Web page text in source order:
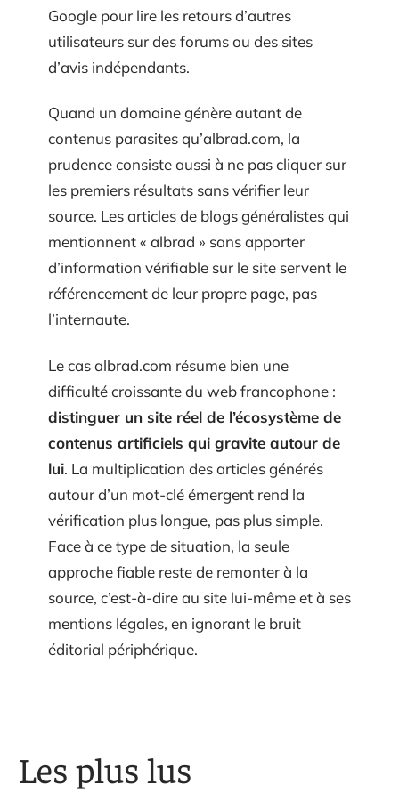
Google pour lire les retours d’autres
utilisateurs sur des forums ou des sites
d’avis indépendants.
Quand un domaine génère autant de
contenus parasites qu’albrad.com, la
prudence consiste aussi à ne pas cliquer sur
les premiers résultats sans vérifier leur
source. Les articles de blogs généralistes qui
mentionnent « albrad » sans apporter
d’information vérifiable sur le site servent le
référencement de leur propre page, pas
l’internaute.
Le cas albrad.com résume bien une
difficulté croissante du web francophone :
distinguer un site réel de l’écosystème de
contenus artificiels qui gravite autour de
lui. La multiplication des articles générés
autour d’un mot-clé émergent rend la
vérification plus longue, pas plus simple.
Face à ce type de situation, la seule
approche fiable reste de remonter à la
source, c’est-à-dire au site lui-même et à ses
mentions légales, en ignorant le bruit
éditorial périphérique.
Les plus lus